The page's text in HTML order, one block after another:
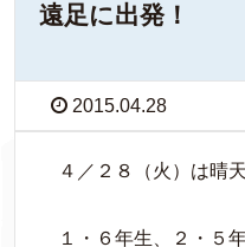
遠足に出発！
2015.04.28
４／２８（火）は晴
１・６年生、２・５